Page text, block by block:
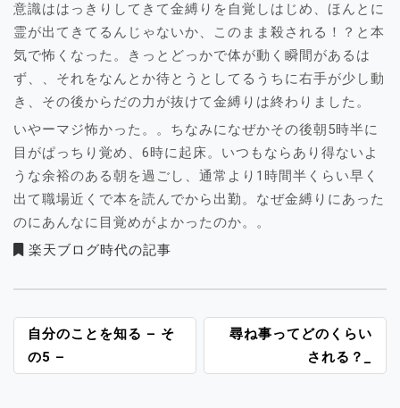
意識ははっきりしてきて金縛りを自覚しはじめ、ほんとに
霊が出てきてるんじゃないか、このまま殺される！？と本
気で怖くなった。きっとどっかで体が動く瞬間があるは
ず、、それをなんとか待とうとしてるうちに右手が少し動
き、その後からだの力が抜けて金縛りは終わりました。
いやーマジ怖かった。。ちなみになぜかその後朝5時半に
目がぱっちり覚め、6時に起床。いつもならあり得ないよ
うな余裕のある朝を過ごし、通常より1時間半くらい早く
出て職場近くで本を読んでから出勤。なぜ金縛りにあった
のにあんなに目覚めがよかったのか。。
楽天ブログ時代の記事
投
稿
ナ
自分のことを知る – そ
の5 –
尋ね事ってどのくらい
される？_